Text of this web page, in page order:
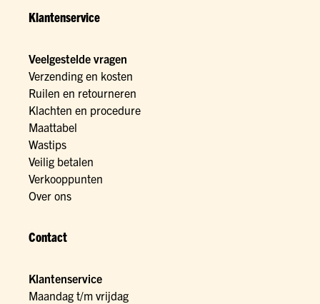
Klantenservice
Veelgestelde vragen
Verzending en kosten
Ruilen en retourneren
Klachten en procedure
Maattabel
Wastips
Veilig betalen
Verkooppunten
Over ons
Contact
Klantenservice
Maandag t/m vrijdag